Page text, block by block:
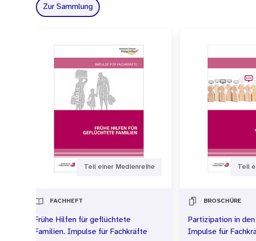
Zur Sammlung
Teil einer Medienreihe
FACHHEFT
Frühe Hilfen für geflüchtete
Familien. Impulse für Fachkräfte
Teil
BROSCHÜRE
Partizipation in
Impulse für